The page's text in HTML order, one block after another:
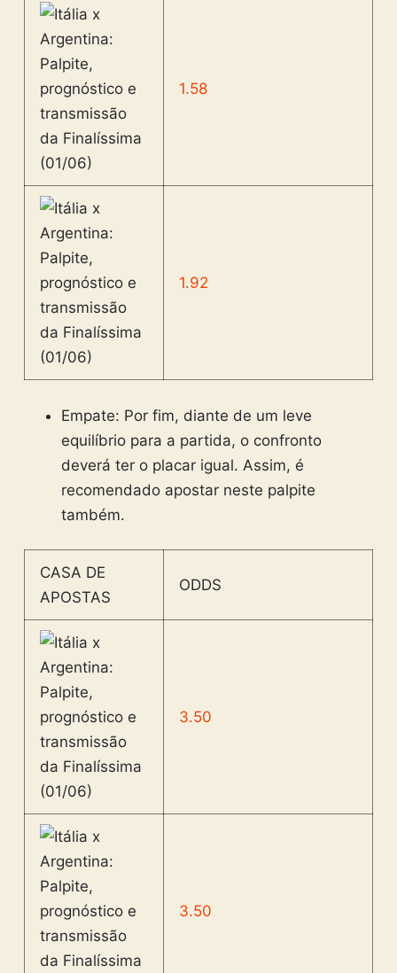
1.58
1.92
Empate: Por fim, diante de um leve
equilíbrio para a partida, o confronto
deverá ter o placar igual. Assim, é
recomendado apostar neste palpite
também.
CASA DE
APOSTAS
ODDS
3.50
3.50